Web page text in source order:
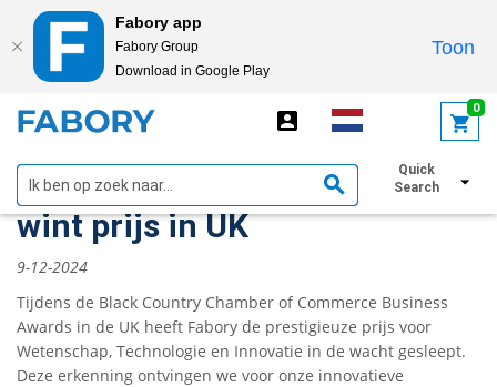
Fabory app
Fabory Group
Download in Google Play
Toon
0
Quick
Search
Pick and Put to Light Systeem
wint prijs in UK
9-12-2024
Tijdens de Black Country Chamber of Commerce Business
Awards in de UK heeft Fabory de prestigieuze prijs voor
Wetenschap, Technologie en Innovatie in de wacht gesleept.
Deze erkenning ontvingen we voor onze innovatieve